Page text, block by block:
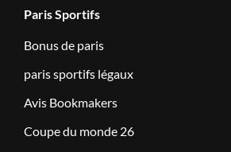
Paris Sportifs
Bonus de paris
paris sportifs légaux
Avis Bookmakers
Coupe du monde 26